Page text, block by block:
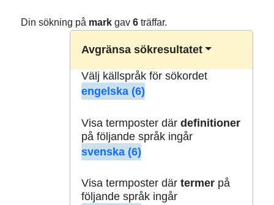
Din sökning på markgav 6träffar.
Avgränsa sökresultatet
Välj källspråk för sökordet
engelska (6)
Visa termposter där definitioner
på följande språk ingår
svenska (6)
Visa termposter där termerpå
följande språk ingår